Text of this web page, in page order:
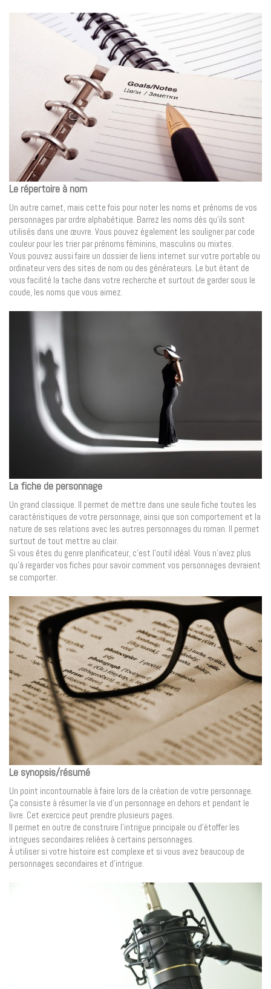
Le répertoire à nom
Un autre carnet, mais cette fois pour noter les noms et prénoms de vos
personnages par ordre alphabétique. Barrez les noms dès qu’ils sont
utilisés dans une œuvre. Vous pouvez également les souligner par code
couleur pour les trier par prénoms féminins, masculins ou mixtes.
Vous pouvez aussi faire un dossier de liens internet sur votre portable ou
ordinateur vers des sites de nom ou des générateurs. Le but étant de
vous facilité la tache dans votre recherche et surtout de garder sous le
coude, les noms que vous aimez.
La fiche de personnage
Un grand classique. Il permet de mettre dans une seule fiche toutes les
caractéristiques de votre personnage, ainsi que son comportement et la
nature de ses relations avec les autres personnages du roman. Il permet
surtout de tout mettre au clair.
Si vous êtes du genre planificateur, c’est l’outil idéal. Vous n’avez plus
qu’à regarder vos fiches pour savoir comment vos personnages devraient
se comporter.
Le synopsis/résumé
Un point incontournable à faire lors de la création de votre personnage.
Ça consiste à résumer la vie d’un personnage en dehors et pendant le
livre. Cet exercice peut prendre plusieurs pages.
Il permet en outre de construire l’intrigue principale ou d’étoffer les
intrigues secondaires reliées à certains personnages.
À utiliser si votre histoire est complexe et si vous avez beaucoup de
personnages secondaires et d’intrigue.